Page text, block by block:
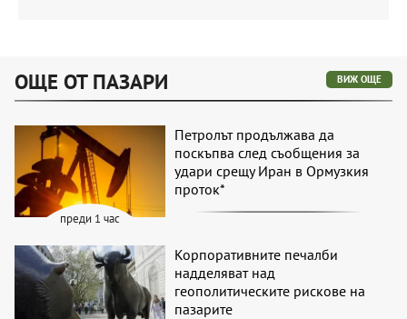
ОЩЕ ОТ ПАЗАРИ ВИЖ ОЩЕ
преди 1 час
Петролът продължава да
поскъпва след съобщения за
удари срещу Иран в Ормузкия
проток*
Корпоративните печалби
надделяват над
геополитическите рискове на
пазарите